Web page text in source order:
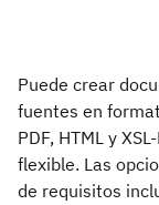
Puede crear
fuentes en
PDF, HTML y
flexible. Las
de requisitos